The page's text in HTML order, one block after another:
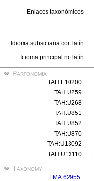
Enlaces taxonómicos
Idioma subsidiaria con latín
Idioma principal no latín
Partonomia
TAH:E10200
TAH:U259
TAH:U268
TAH:U851
TAH:U852
TAH:U870
TAH:U13092
TAH:U13110
Taxonomy
FMA:62955